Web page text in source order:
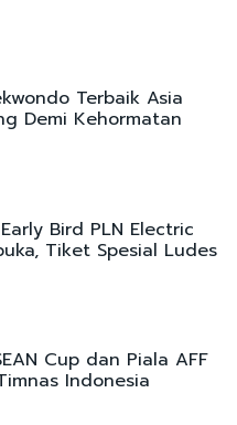
Terbaik Asia
Demi Kehormatan
Bird PLN Electric
Tiket Spesial Ludes
Cup dan Piala AFF
Indonesia